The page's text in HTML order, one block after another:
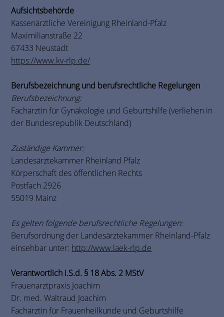
Aufsichtsbehörde
Kassenärztliche Vereinigung Rheinland-Pfalz
Maximilianstraße 22
67433 Neustadt
https://www.kv-rlp.de/
Berufsbezeichnung und berufsrechtliche Regelungen
Berufsbezeichnung:
Fachärztin für Gynäkologie und Geburtshilfe (verliehen in
der Bundesrepublik Deutschland)
Zuständige Kammer:
Landesärztekammer Rheinland Pfalz
Körperschaft des öffentlichen Rechts
Postfach 2926
55019 Mainz
Es gelten folgende berufsrechtliche Regelungen:
Berufsordnung der Landesärztekammer Rheinland-Pfalz
einsehbar unter: http://www.laek-rlp.de
Verantwortlich i.S.d. § 18 Abs. 2 MStV
Frauenarztpraxis Joachim
Dr. med. Waltraud Joachim
Fachärztin für Frauenheilkunde und Geburtshilfe